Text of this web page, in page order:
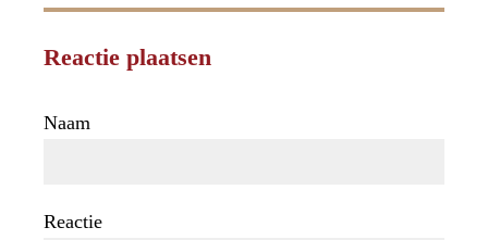
Reactie plaatsen
Naam
Reactie